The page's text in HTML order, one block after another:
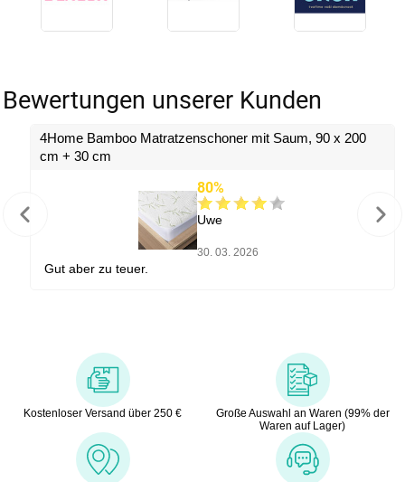
Bewertungen unserer Kunden
4Home Bamboo Matratzenschoner mit Saum, 90 x 200
cm + 30 cm
80%
Uwe
30. 03. 2026
Gut aber zu teuer.
Kostenloser Versand über 250 €
Große Auswahl an Waren (99% der
Waren auf Lager)